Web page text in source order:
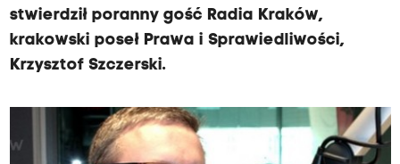
stwierdził poranny gość Radia Kraków,
krakowski poseł Prawa i Sprawiedliwości,
Krzysztof Szczerski.